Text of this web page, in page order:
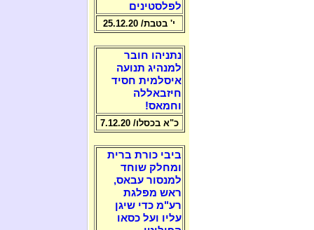
לפלסטינים
י' בטבת/ 25.12.20
נתניהו חובר
למנהיג תנועה
איסלמית חסיד
חיזבאללה
וחמאס!
כ"א בכסלו/ 7.12.20
ביבי כורת ברית
ומחלק שוחד
למנסור עבאס,
ראש מפלגת
רע"מ כדי שיגן
עליו ועל כסאו